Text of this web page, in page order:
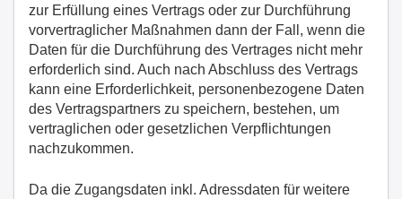
zur Erfüllung eines Vertrags oder zur Durchführung
vorvertraglicher Maßnahmen dann der Fall, wenn die
Daten für die Durchführung des Vertrages nicht mehr
erforderlich sind. Auch nach Abschluss des Vertrags
kann eine Erforderlichkeit, personenbezogene Daten
des Vertragspartners zu speichern, bestehen, um
vertraglichen oder gesetzlichen Verpflichtungen
nachzukommen.
Da die Zugangsdaten inkl. Adressdaten für weitere